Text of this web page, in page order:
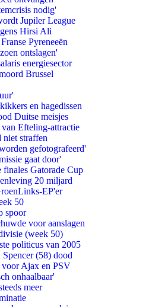
nodig'
Jupiler League
Hirsi Ali
Pyreneeën
ontslagen'
energiesector
Brussel
en hagedissen
Duitse meisjes
Efteling-attractie
niet straffen
gefotografeerd'
gaat door'
finales Gatorade Cup
20 miljard
EP'er
50
spoor
voor aanslagen
(week 50)
politicus van 2005
(58) dood
Ajax en PSV
onhaalbaar'
meer